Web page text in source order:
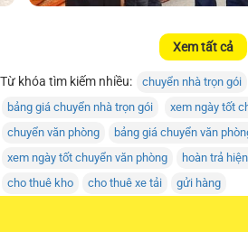
Xem tất cả
Từ khóa tìm kiếm nhiều: chuyển nhà trọn gói
bảng giá chuyển nhà trọn gói
xem ngày tốt
chuyển văn phòng
bảng giá chuyển văn
xem ngày tốt chuyển văn phòng
hoàn trả
cho thuê kho
cho thuê xe tải gửi hàng